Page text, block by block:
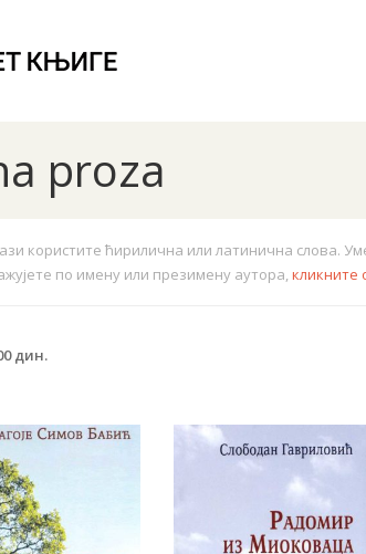
proza
користите ћирилична или латинична слова.
по имену или презимену аутора,кликните
дин.